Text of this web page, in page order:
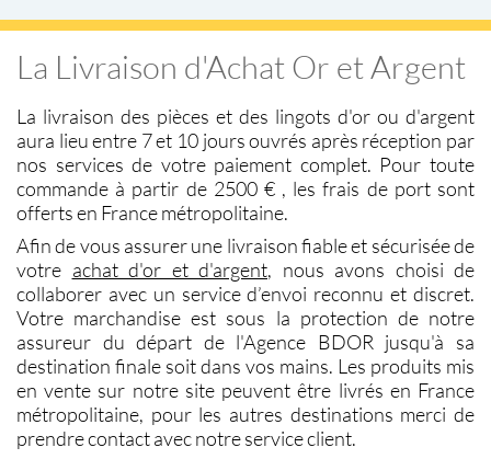
La Livraison d'Achat Or et Argent
La livraison des pièces et des lingots d'or ou d'argent
aura lieu entre 7 et 10 jours ouvrés après réception par
nos services de votre paiement complet. Pour toute
commande à partir de 2500 € , les frais de port sont
offerts en France métropolitaine.
Afin de vous assurer une livraison fiable et sécurisée de
votre achat d'or et d'argent, nous avons choisi de
collaborer avec un service d’envoi reconnu et discret.
Votre marchandise est sous la protection de notre
assureur du départ de l'Agence BDOR jusqu'à sa
destination finale soit dans vos mains. Les produits mis
en vente sur notre site peuvent être livrés en France
métropolitaine, pour les autres destinations merci de
prendre contact avec notre service client.